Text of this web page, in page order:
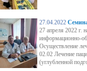
27.04.2022
27 апреля 2022 г.
информационно-
Осуществление
02.02 Лечение
(углубленной